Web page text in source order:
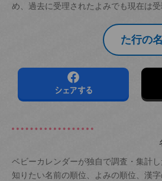
め、過去に受理されたよみでも現在は受
た行の
シェアする
ベビーカレンダーが独自で調査・集計
知りたい名前の順位、よみの順位、漢